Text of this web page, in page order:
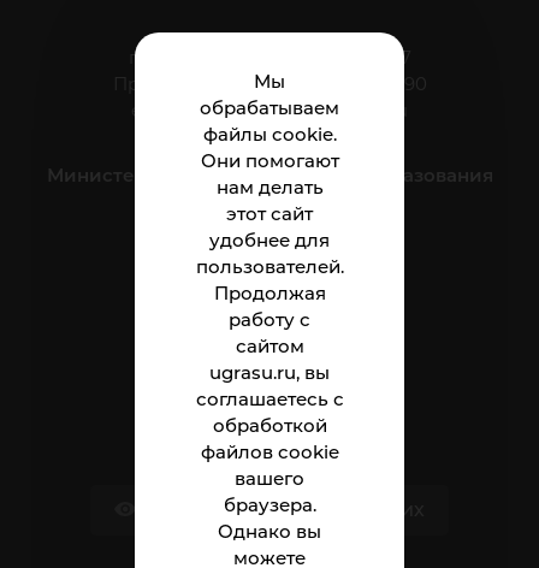
Мы
обрабатываем
файлы cookie.
Они помогают
нам делать
этот сайт
удобнее для
пользователей.
Продолжая
работу с
сайтом
ugrasu.ru, вы
соглашаетесь с
обработкой
файлов cookie
вашего
браузера.
Однако вы
можете
г. Нижневартовск, ул. Мира, 37
Приёмная: тел.: +7 (3466) 41-44-90
e-mail:
nnt.direktor@ugrasu.ru
Министерство науки и высшего образования
Российской Федерации
Институт
Абитуриенту
Студенту
Сотруднику
Версия для слабовидящих